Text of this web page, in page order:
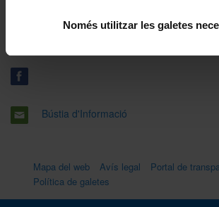
Només utilitzar les galetes
934 039 374
Bústia d'Informació
Mapa del web Avís legal
Portal de
Política de galetes